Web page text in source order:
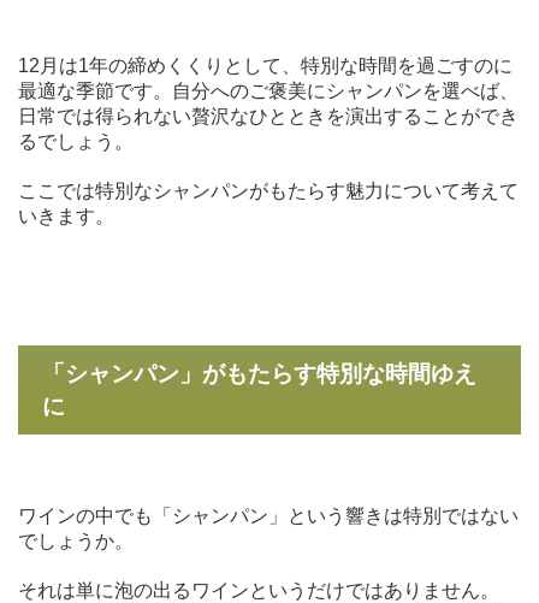
12月は1年の締めくくりとして、特別な時間を過ごすのに
最適な季節です。自分へのご褒美にシャンパンを選べば、
日常では得られない贅沢なひとときを演出することができ
るでしょう。
ここでは特別なシャンパンがもたらす魅力について考えて
いきます。
「シャンパン」がもたらす特別な時間ゆえ
に
ワインの中でも「シャンパン」という響きは特別ではない
でしょうか。
それは単に泡の出るワインというだけではありません。